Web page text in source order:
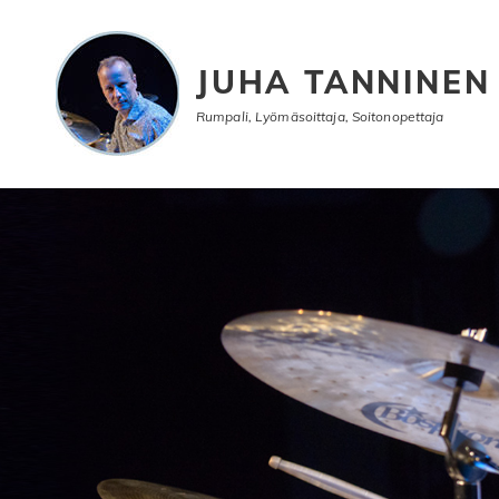
JUHA TANNINEN
Rumpali, Lyömäsoittaja, Soitonopettaja